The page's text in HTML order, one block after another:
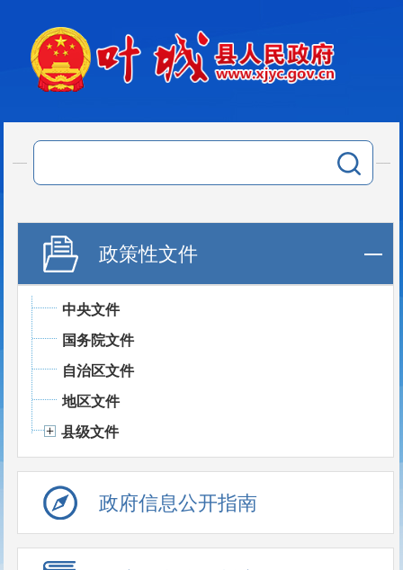
政策性文件
中央文件
国务院文件
自治区文件
地区文件
县级文件
政府信息公开指南